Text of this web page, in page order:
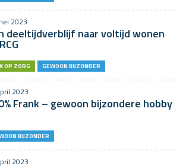
2023
deeltijdverblijf naar voltijd wonen
OP ZORG GEWOON BIJZONDER
2023
Frank – gewoon bijzondere hobby
BIJZONDER
2023